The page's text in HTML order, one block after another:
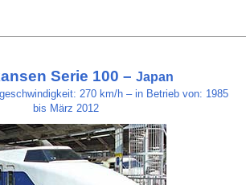
Serie 100 – Japan
270 km/h – in Betrieb von: 1985
bis März 2012